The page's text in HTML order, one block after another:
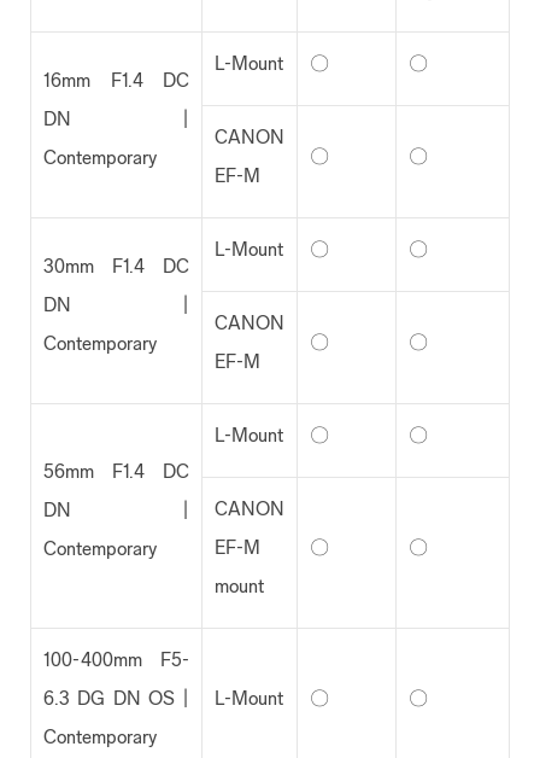
16mm F1.4 DC
DN |
Contemporary
L-Mount 〇 〇
CANON
EF-M
〇 〇
30mm F1.4 DC
DN |
Contemporary
L-Mount 〇 〇
CANON
EF-M
〇 〇
56mm F1.4 DC
DN |
Contemporary
L-Mount 〇 〇
CANON
EF-M
mount
〇 〇
100-400mm F5-
6.3 DG DN OS |
Contemporary
L-Mount 〇 〇